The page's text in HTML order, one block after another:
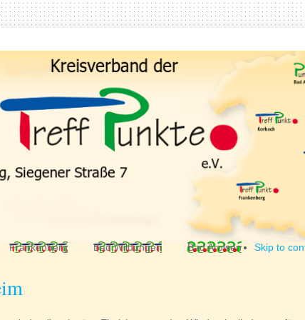
Frankenberg Bad Wildungen Bad Arolsen Skip to